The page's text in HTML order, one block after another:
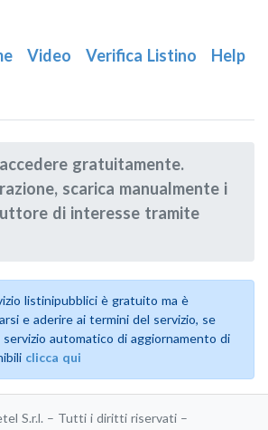
Video Verifica Listino Help
gratuitamente.
scarica manualmente i
di interesse tramite
listinipubblici è gratuito ma è
e aderire ai termini del servizio, se
automatico di aggiornamento di
clicca qui
S.r.l. – Tutti i diritti riservati –